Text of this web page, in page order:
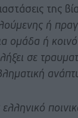
της
ή
ομάδα ή
σε